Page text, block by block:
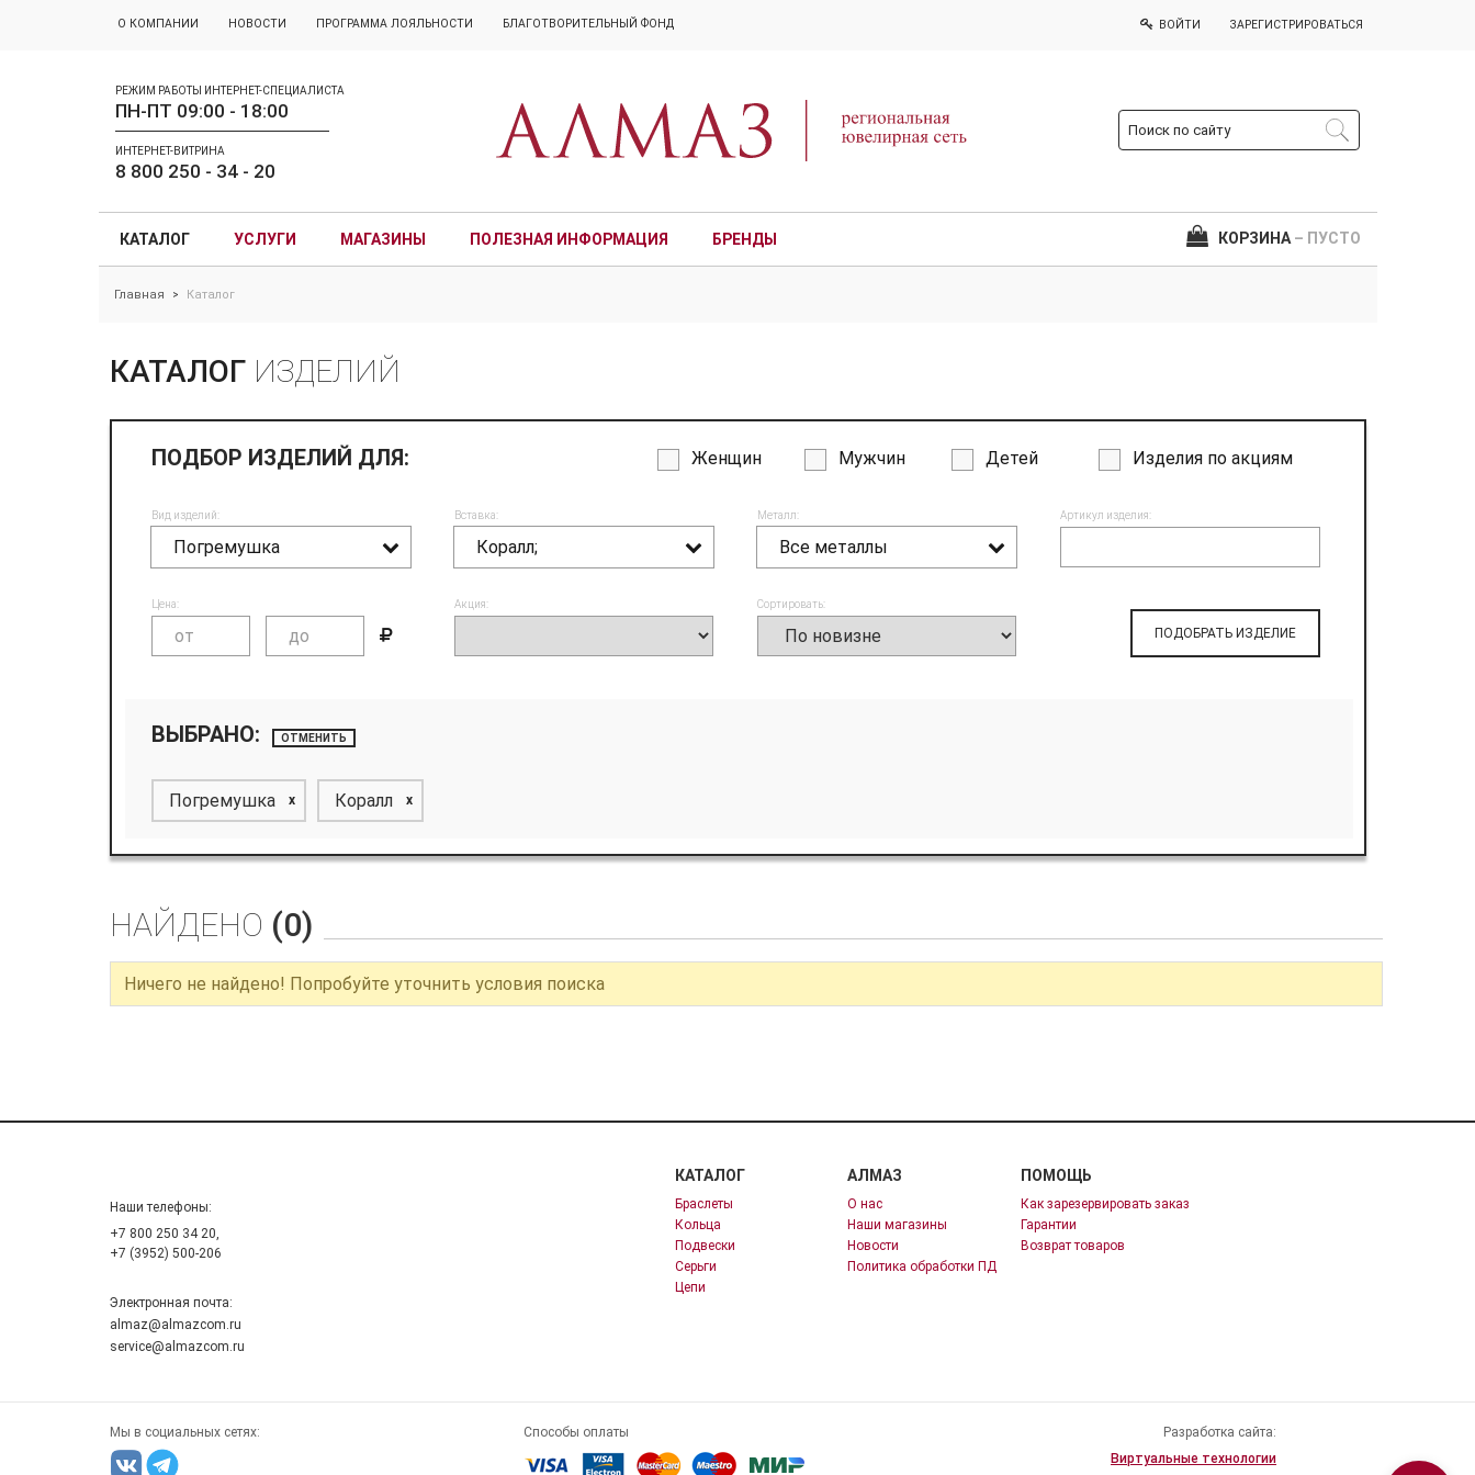
О КОМПАНИИ НОВОСТИ ПРОГРАММА ЛОЯЛЬНОСТИ БЛАГОТВОРИТЕЛЬНЫЙ ФОНД
РЕЖИМ РАБОТЫ ИНТЕРНЕТ-СПЕЦИАЛИСТА
ПН-ПТ 09:00 - 18:00
ИНТЕРНЕТ-ВИТРИНА
8 800 250 - 34 - 20
ВОЙТИ ЗАРЕГИСТРИРОВАТЬСЯ
КАТАЛОГ УСЛУГИ МАГАЗИНЫ ПОЛЕЗНАЯ ИНФОРМАЦИЯ БРЕНДЫ КОРЗИНА – ПУСТО
Главная > Каталог
КАТАЛОГ ИЗДЕЛИЙ
ПОДБОР ИЗДЕЛИЙ ДЛЯ: Женщин Мужчин Детей Изделия по акциям
Вид изделий:
Погремушка
Вставка:
Коралл;
Металл:
Все металлы
Артикул изделия:
Цена: Акция: Сортировать:
ПОДОБРАТЬ ИЗДЕЛИЕ
ВЫБРАНО: ОТМЕНИТЬ
Погремушка x Коралл x
НАЙДЕНО (0)
Ничего не найдено! Попробуйте уточнить условия поиска
Наши телефоны:
+7 800 250 34 20,
+7 (3952) 500-206
Электронная почта:
almaz@almazcom.ru
service@almazcom.ru
КАТАЛОГ
Браслеты
Кольца
Подвески
Серьги
Цепи
АЛМАЗ
О нас
Наши магазины
Новости
Политика обработки ПД
ПОМОЩЬ
Как зарезервировать заказ
Гарантии
Возврат товаров
Мы в социальных сетях: Способы оплаты
Разработка сайта:
Виртуальные технологии